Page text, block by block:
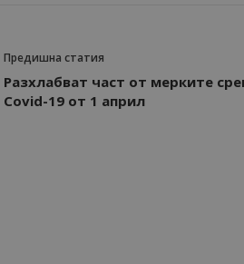
Предишна статия
Разхлабват част от мерките
Covid-19 от 1 април